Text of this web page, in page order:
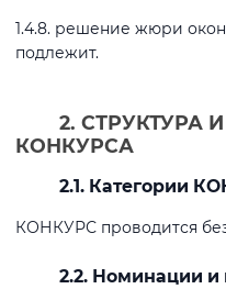
1.4.8. решение жюри
подлежит.
2. СТРУКТУРА
КОНКУРСА
2.1. Категории
КОНКУРС проводится
2.2. Номинации